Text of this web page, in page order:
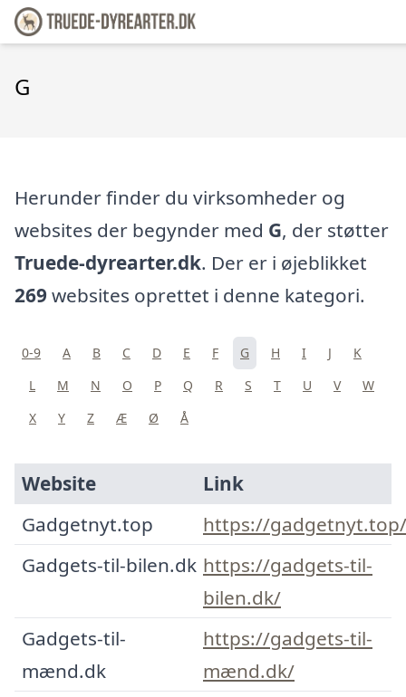
G
Herunder finder du virksomheder og
websites der begynder med G, der støtter
Truede-dyrearter.dk. Der er i øjeblikket
269websites oprettet i denne kategori.
0-9 A B C D E F G H I J
K
L
M N O P Q R S T U V
W
X
Y Z Æ Ø Å
Website
Link
Gadgetnyt.top
https://gadgetnyt.top/
Gadgets-til-bilen.dk https://gadgets-til-
bilen.dk/
Gadgets-til-
mænd.dk
https://gadgets-til-
mænd.dk/